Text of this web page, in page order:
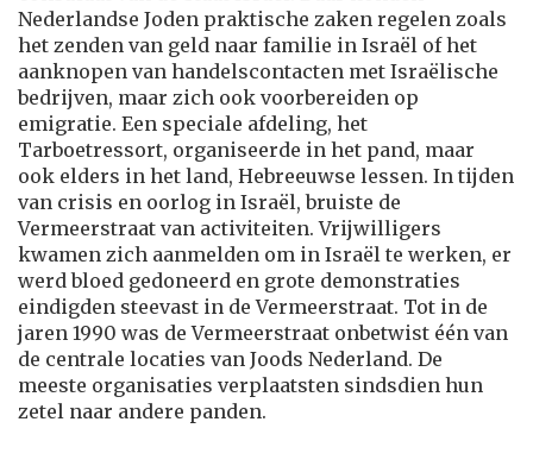
Nederlandse Joden praktische zaken regelen zoals
het zenden van geld naar familie in Israël of het
aanknopen van handelscontacten met Israëlische
bedrijven, maar zich ook voorbereiden op
emigratie. Een speciale afdeling, het
Tarboetressort, organiseerde in het pand, maar
ook elders in het land, Hebreeuwse lessen. In tijden
van crisis en oorlog in Israël, bruiste de
Vermeerstraat van activiteiten. Vrijwilligers
kwamen zich aanmelden om in Israël te werken, er
werd bloed gedoneerd en grote demonstraties
eindigden steevast in de Vermeerstraat. Tot in de
jaren 1990 was de Vermeerstraat onbetwist één van
de centrale locaties van Joods Nederland. De
meeste organisaties verplaatsten sindsdien hun
zetel naar andere panden.